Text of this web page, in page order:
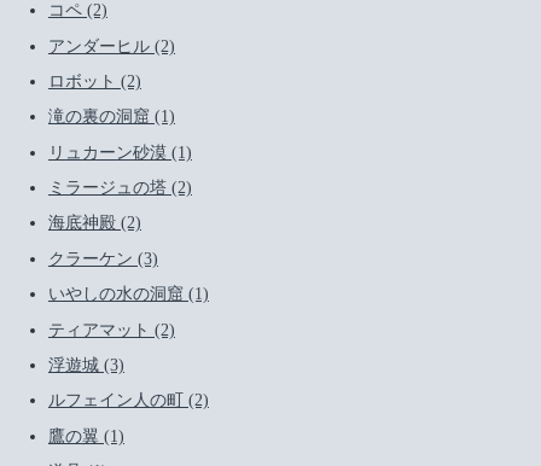
コペ (2)
アンダーヒル (2)
ロボット (2)
滝の裏の洞窟 (1)
リュカーン砂漠 (1)
ミラージュの塔 (2)
海底神殿 (2)
クラーケン (3)
いやしの水の洞窟 (1)
ティアマット (2)
浮遊城 (3)
ルフェイン人の町 (2)
鷹の翼 (1)